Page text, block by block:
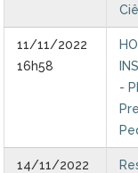
11/11/2022
16h58
-
14/11/2022